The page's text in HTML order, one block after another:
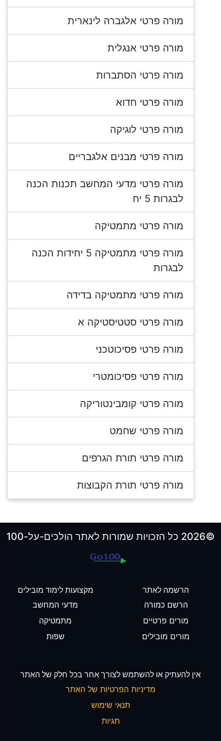
מורה פרטי אלגברה לינארית
מורה פרטי אנגלית
מורה פרטי הסתברות
מורה פרטי חדוא
מורה פרטי לוגיקה
מורה פרטי מבנים אלגבריים
מורה פרטי מדעי המחשב תכנות הכנה
לבגרות 5 יח
מורה פרטי מתמטיקה
מורה פרטי מתמטיקה 5 יחידות הכנה
לבגרות
מורה פרטי מתמטיקה בדידה
מורה פרטי סטטיסטיקה א
מורה פרטי פסיכוטכני
מורה פרטי פסיכומטרי
מורה פרטי קומבינטוריקה
מורה פרטי שחמט
מורה פרטי תורת הגרפים
מורה פרטי תורת הקבוצות
©2026 כל הזכויות שמורות לאתר הולכים-על-100
הרשמה לאתר
הרשם כמורה
מורים פרטיים
מורים מובילים
מקצועות לימוד מובילים
מדעי המחשב
מתמטיקה
שפות
אין להעתיק או להשתמש לצורך אחר בכל חלק של האתר
מדיניות הפרטיות של האתר
תנאי שימוש
תגיות